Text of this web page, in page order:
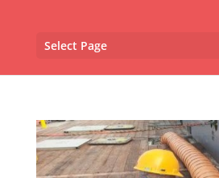
Select Page